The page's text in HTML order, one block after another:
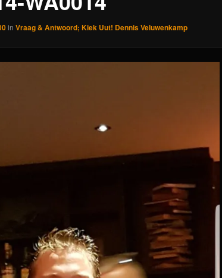
in Vraag & Antwoord; Kiek Uut! Dennis Veluwenkamp